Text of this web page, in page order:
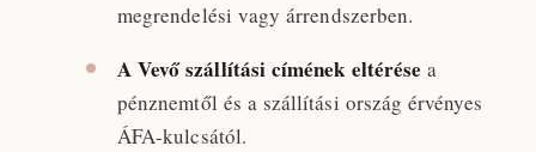
megrendelési vagy árrendszerben.
A Vevő szállítási címének eltérése a
pénznemtől és a szállítási ország érvényes
ÁFA-kulcsától.